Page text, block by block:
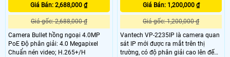
Giá Bán: 2,688,000 ₫
Giá gốc: 2,688,000 ₫
Camera Bullet hồng ngoại 4.0MP
PoE Độ phân giải: 4.0 Megapixel
Chuẩn nén video; H.265+/H
Giá Bán: 1,200,000 ₫
Giá gốc: 1,200,000 ₫
Vantech VP-2235IP là camera quan
sát IP mới được ra mắt trên thị
trường, có độ phân giải cao lên đến